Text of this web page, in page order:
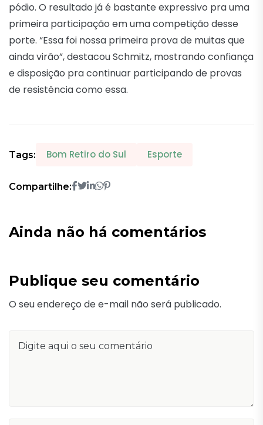
pódio. O resultado já é bastante expressivo pra uma
primeira participação em uma competição desse
porte. “Essa foi nossa primeira prova de muitas que
ainda virão”, destacou Schmitz, mostrando confiança
e disposição pra continuar participando de provas
de resistência como essa.
Tags: Bom Retiro do Sul Esporte
Compartilhe:
Ainda não há comentários
Publique seu comentário
O seu endereço de e-mail não será publicado.